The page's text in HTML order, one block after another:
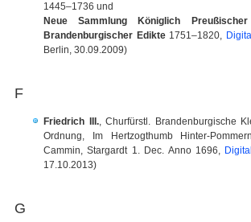
1445–1736 und
Neue Sammlung Königlich
Brandenburgischer Edikte1751–1820,
Berlin, 30.09.2009)
F
Friedrich III., Churfürstl. Brandenburgische
Ordnung, Im Hertzogthumb Hinter-
Cammin, Stargardt 1. Dec. Anno 1696,
17.10.2013)
G